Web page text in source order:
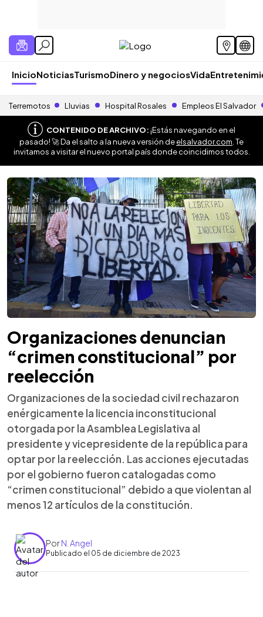
InicioNoticiasTurismoDinero y negociosVida
Terremotos Lluvias Hospital Rosales Empleos El Salvador
CONTENIDO DE ARCHIVO:¡Estás navegando en el
pasado! 🚀 Da el salto a la nueva versión deelsalvador.com . Te
invitamos a visitar el nuevo portal país donde coincidimos todos.
Organizaciones denuncian
“crimen constitucional” por
reelección
Organizaciones de la sociedad civil rechazaron
enérgicamente la licencia inconstitucional
otorgada por la Asamblea Legislativa al
presidente y vicepresidente de la república para
optar por la reelección. Las acciones ejecutadas
por el gobierno fueron catalogadas como
“crimen constitucional” debido a que violentan al
menos 12 artículos de la constitución.
PorN. Angel
Publicado el 05 de diciembre de 2023